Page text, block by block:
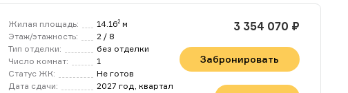
Жилая площадь: 14.162 м
Этаж/этажность:
2 / 8
Тип отделки:
без отделки
Число комнат:
1
Статус ЖК:
Не готов
Дата сдачи:
2027 год, квартал
3 354 070 ₽
Забронировать
получать комиссию за
поддержания актуальной
исполнителям, а также